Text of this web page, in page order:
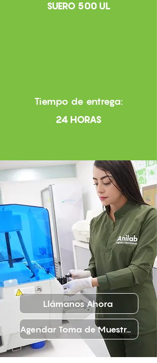
SUERO 500 UL
Tiempo de entrega:
24 HORAS
Llámanos Ahora
Agendar Toma de Muestras